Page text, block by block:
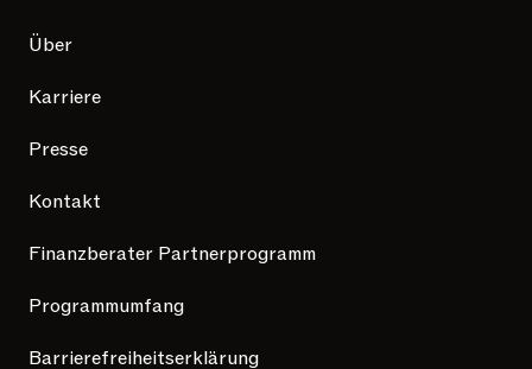
Über
Karriere
Presse
Kontakt
Finanzberater Partnerprogramm
Programmumfang
Barrierefreiheitserklärung